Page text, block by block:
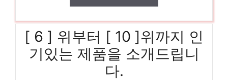
[ 6 ] 위부터 [ 10 ]위까지 인
기있는 제품을 소개드립니
다.